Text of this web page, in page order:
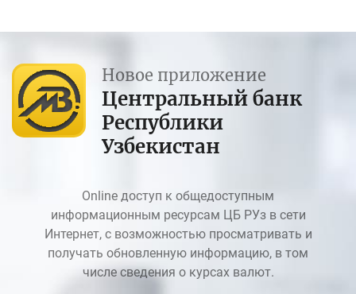
Новое приложение
Центральный банк
Республики
Узбекистан
Online доступ к общедоступным
информационным ресурсам ЦБ РУз в сети
Интернет, с возможностью просматривать и
получать обновленную информацию, в том
числе сведения о курсах валют.